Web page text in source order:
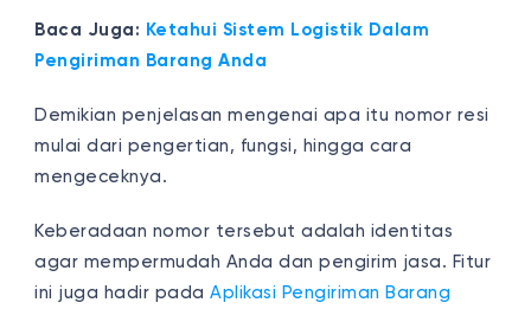
Baca Juga: Ketahui Sistem Logistik Dalam
Pengiriman Barang Anda
Demikian penjelasan mengenai apa itu nomor resi
mulai dari pengertian, fungsi, hingga cara
mengeceknya.
Keberadaan nomor tersebut adalah identitas
agar mempermudah Anda dan pengirim jasa. Fitur
ini juga hadir padaAplikasi Pengiriman Barang